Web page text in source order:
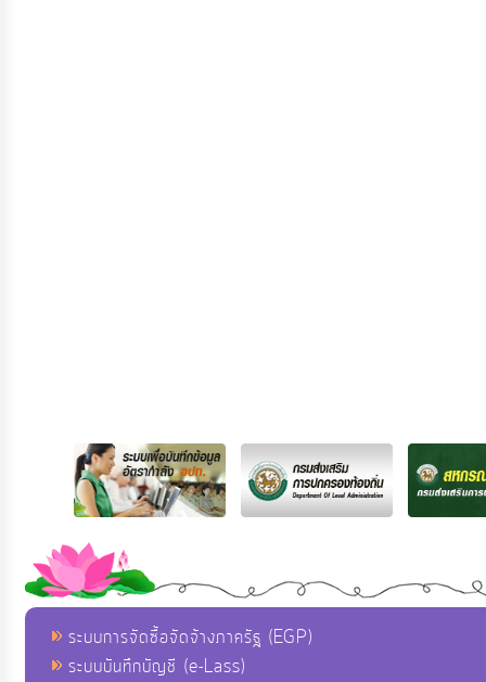
ระบบการจัดซื้อจัดจ้างภาครัฐ (EGP)
ระบบบันทึกบัญชี (e-Lass)